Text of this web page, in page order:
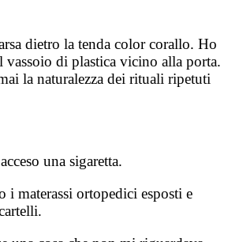
dietro la tenda color corallo. Ho
vassoio di plastica vicino alla porta.
la naturalezza dei rituali ripetuti
una sigaretta.
i materassi ortopedici esposti e